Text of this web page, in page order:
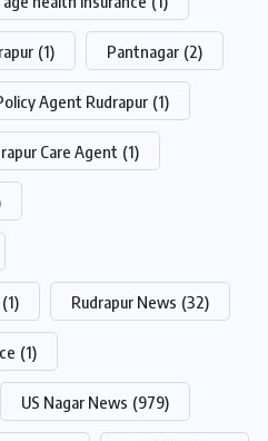
(1) Pantnagar (2)
Agent Rudrapur (1)
Care Agent (1)
(1) Rudrapur News (32)
(1)
US Nagar News (979)